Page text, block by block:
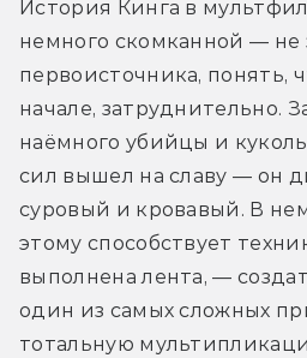
История Кинга в
немного скомканной — не
первоисточника, понять,
начале, затруднительно.
наёмного убийцы и
сил вышел на славу — он
суровый и кровавый. В
этому способствует
выполнена лента, —
один из самых сложных
тотальную